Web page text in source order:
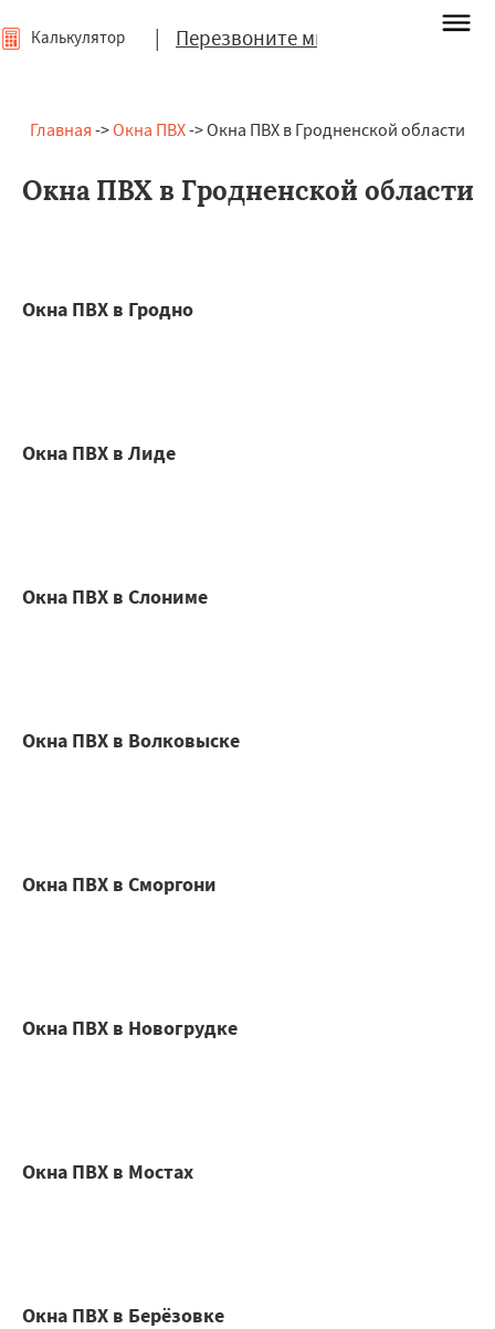
| Перезвоните мне
Калькулятор
Главная ->Окна ПВХ-> Окна ПВХ в Гродненской области
Окна ПВХ в Гродненской области
Окна ПВХ в Гродно
Окна ПВХ в Лиде
Окна ПВХ в Слониме
Окна ПВХ в Волковыске
Окна ПВХ в Сморгони
Окна ПВХ в Новогрудке
Окна ПВХ в Мостах
Окна ПВХ в Берёзовке